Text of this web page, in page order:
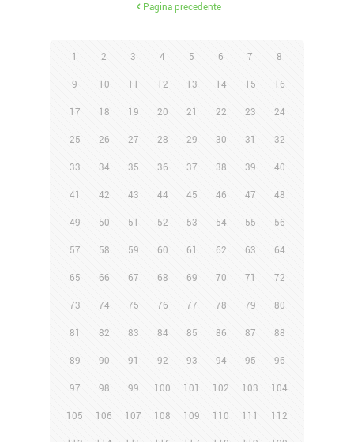
Pagina precedente
1 2 3 4 5 6 7 8
9 10 11 12 13 14 15 16
17 18 19 20 21 22 23 24
25 26 27 28 29 30 31 32
33 34 35 36 37 38 39 40
41 42 43 44 45 46 47 48
49 50 51 52 53 54 55 56
57 58 59 60 61 62 63 64
65 66 67 68 69 70 71 72
73 74 75 76 77 78 79 80
81 82 83 84 85 86 87 88
89 90 91 92 93 94 95 96
97 98 99 100 101 102 103 104
105 106 107 108 109 110 111 112